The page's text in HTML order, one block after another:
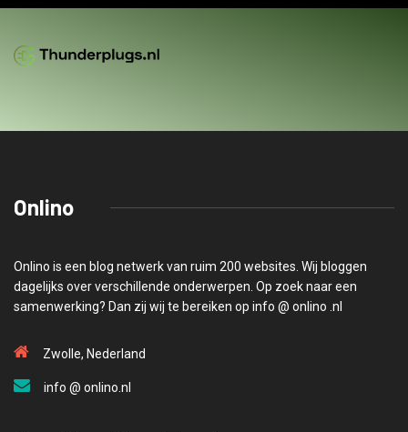
Onlino
Onlino is een blog netwerk van ruim 200 websites. Wij bloggen
dagelijks over verschillende onderwerpen. Op zoek naar een
samenwerking? Dan zij wij te bereiken op info @ onlino .nl
Zwolle, Nederland
info @ onlino.nl